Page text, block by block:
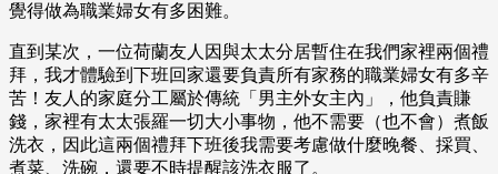
覺得做為職業婦女有多困難。
直到某次，一位荷蘭友人因與太太分居暫住在我們家裡兩個禮
拜，我才體驗到下班回家還要負責所有家務的職業婦女有多辛
苦！友人的家庭分工屬於傳統「男主外女主內」，他負責賺
錢，家裡有太太張羅一切大小事物，他不需要（也不會）煮飯
洗衣，因此這兩個禮拜下班後我需要考慮做什麼晚餐、採買、
煮菜、洗碗，還要不時提醒該洗衣服了。